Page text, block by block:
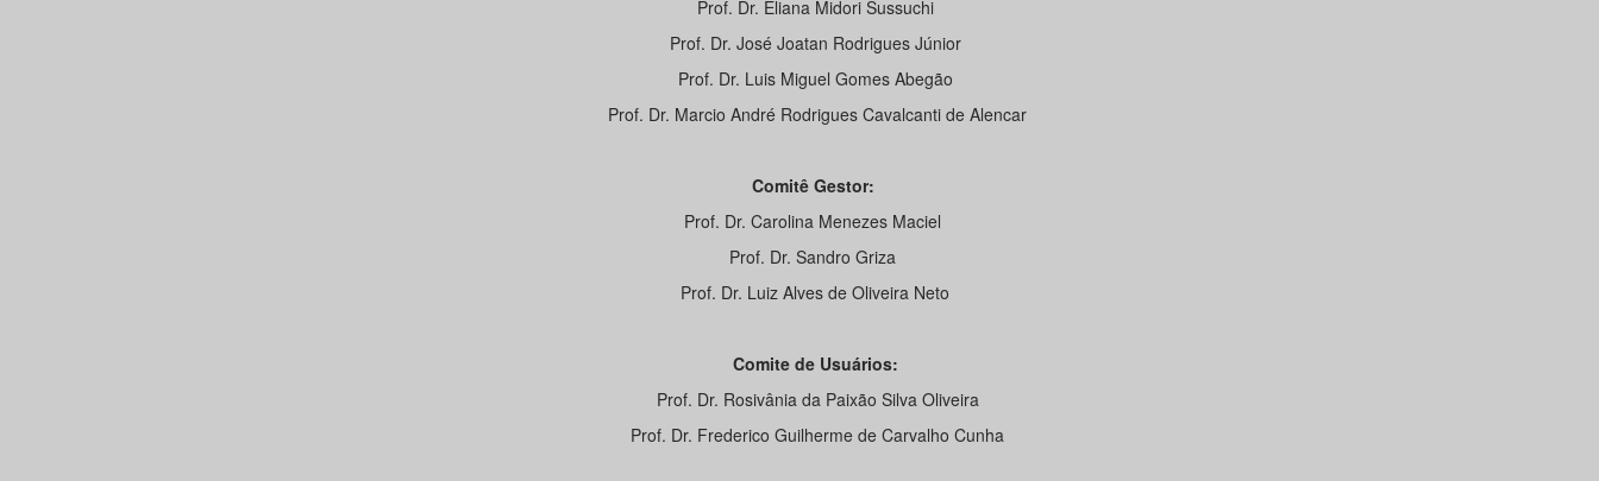
Prof. Dr. Eliana Midori Sussuchi
Prof. Dr. José Joatan Rodrigues Júnior
Prof. Dr. Luis Miguel Gomes Abegão
Prof. Dr. Marcio André Rodrigues Cavalcanti de Alencar
Comitê Gestor:
Prof. Dr. Carolina Menezes Maciel
Prof. Dr. Sandro Griza
Prof. Dr. Luiz Alves de Oliveira Neto
Comite de Usuários:
Prof. Dr. Rosivânia da Paixão Silva Oliveira
Prof. Dr. Frederico Guilherme de Carvalho Cunha